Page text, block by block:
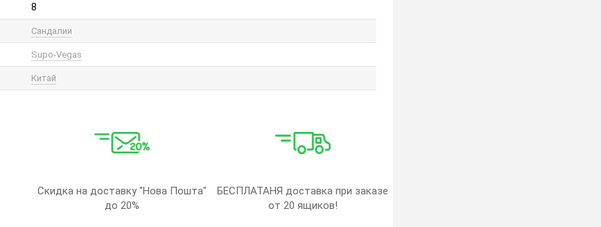
8
Сандалии
Supo-Vegas
Китай
Скидка на доставку "Нова Пошта"
до 20%
БЕСПЛАТАНЯ доставка при заказе
от 20 ящиков!